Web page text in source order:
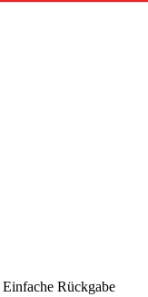
Einfache Rückgabe